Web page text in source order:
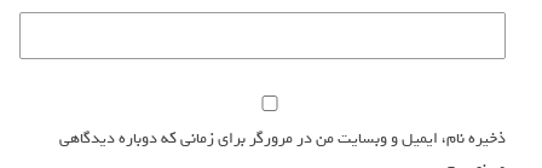
ذخیره نام، ایمیل و وبسایت من در مرورگر برای زمانی که دوباره دیدگاهی